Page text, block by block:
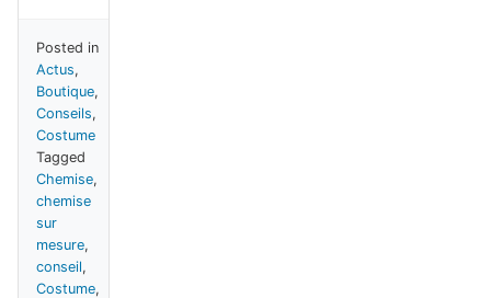
Posted in
Actus,
Boutique,
Conseils,
Costume
Tagged
Chemise,
chemise
sur
mesure,
conseil,
Costume,